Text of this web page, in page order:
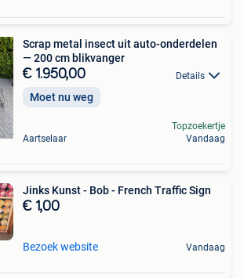
Scrap metal insect uit auto-onderdelen
— 200 cm blikvanger
€ 1.950,00 Details
Moet nu weg
Aartselaar
Topzoekertje
Vandaag
Jinks Kunst - Bob - French Traffic Sign
€ 1,00
Bezoek website Vandaag